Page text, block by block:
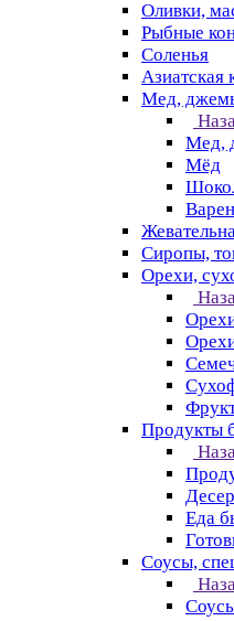
Оливки,
Рыбные
Соленья
Азиатская
Мед,
Мед,
Мёд
Сиропы,
Орехи,
Продукты
Еда
Соусы,